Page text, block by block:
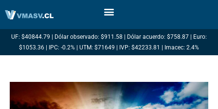
UF: $40844.79 | Dólar observado: $911.58 | Dólar acuerdo: $758.87 | Euro:
$1053.36 | IPC: -0.2% | UTM: $71649 | IVP: $42233.81 | Imacec: 2.4%